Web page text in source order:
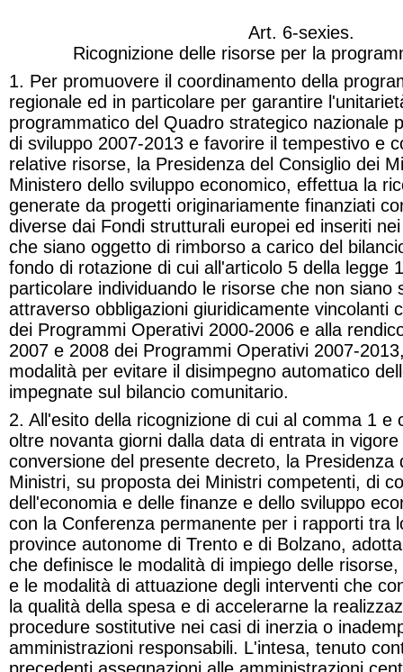
Art. 6-sexies.
Ricognizione delle risorse per la
1. Per promuovere il coordinamento della
regionale ed in particolare per garantire
programmatico del Quadro strategico nazionale
di sviluppo 2007-2013 e favorire il tempestivo e
relative risorse, la Presidenza del Consiglio dei
Ministero dello sviluppo economico, effettua la
generate da progetti originariamente finanziati
diverse dai Fondi strutturali europei ed inseriti
che siano oggetto di rimborso a carico del
fondo di rotazione di cui all'articolo 5 della legge
particolare individuando le risorse che non siano
attraverso obbligazioni giuridicamente vincolanti
dei Programmi Operativi 2000-2006 e alla
2007 e 2008 dei Programmi Operativi 2007-
modalità per evitare il disimpegno automatico
impegnate sul bilancio comunitario.
2. All'esito della ricognizione di cui al comma 1 e
oltre novanta giorni dalla data di entrata in vigore
conversione del presente decreto, la Presidenza
Ministri, su proposta dei Ministri competenti, di
dell'economia e delle finanze e dello sviluppo
con la Conferenza permanente per i rapporti tra
province autonome di Trento e di Bolzano,
che definisce le modalità di impiego delle
e le modalità di attuazione degli interventi che
la qualità della spesa e di accelerarne la
procedure sostitutive nei casi di inerzia o
amministrazioni responsabili. L'intesa, tenuto